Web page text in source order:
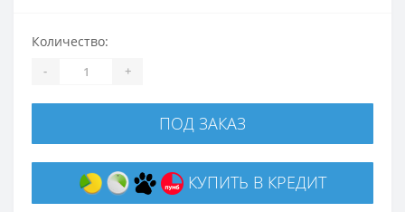
Количество:
- +
ПОД ЗАКАЗ
КУПИТЬ В КРЕДИТ